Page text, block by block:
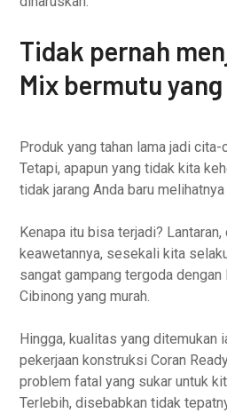
Tidak pernah
Mix bermutu
Produk yang tahan lama jadi
Tetapi, apapun yang tidak kita
tidak jarang Anda baru
Kenapa itu bisa terjadi?
keawetannya, sesekali kita
sangat gampang tergoda
Cibinong yang murah.
Hingga, kualitas yang ditemukan
pekerjaan konstruksi Coran
problem fatal yang sukar untuk
Terlebih, disebabkan tidak